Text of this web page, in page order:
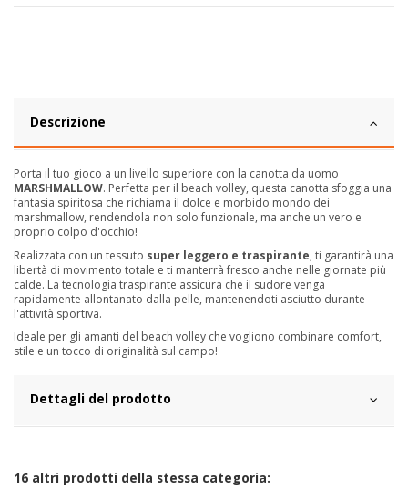
Descrizione
Porta il tuo gioco a un livello superiore con la canotta da uomo
MARSHMALLOW. Perfetta per il beach volley, questa canotta sfoggia una
fantasia spiritosa che richiama il dolce e morbido mondo dei
marshmallow, rendendola non solo funzionale, ma anche un vero e
proprio colpo d'occhio!
Realizzata con un tessuto super leggero e traspirante, ti garantirà una
libertà di movimento totale e ti manterrà fresco anche nelle giornate più
calde. La tecnologia traspirante assicura che il sudore venga
rapidamente allontanato dalla pelle, mantenendoti asciutto durante
l'attività sportiva.
Ideale per gli amanti del beach volley che vogliono combinare comfort,
stile e un tocco di originalità sul campo!
Dettagli del prodotto
16 altri prodotti della stessa categoria: